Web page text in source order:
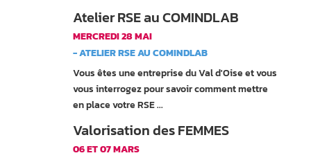
Atelier RSE au COMINDLAB
MERCREDI 28 MAI
- ATELIER RSE AU COMINDLAB
Vous êtes une entreprise du Val d'Oise et vous
vous interrogez pour savoir comment mettre
en place votre RSE ...
Valorisation des FEMMES
06 ET 07 MARS